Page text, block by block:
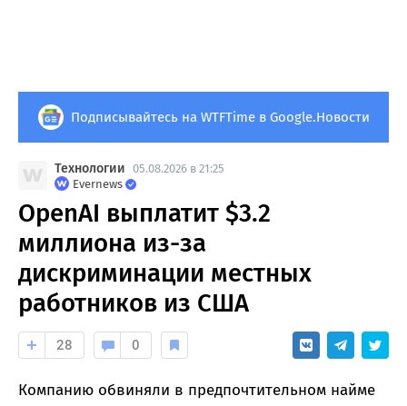
Подписывайтесь на WTFTime в Google.Новости
Технологии 05.08.2026 в 21:25
Evernews
OpenAI выплатит $3.2
миллиона из-за
дискриминации местных
работников из США
28 0
Компанию обвиняли в предпочтительном найме